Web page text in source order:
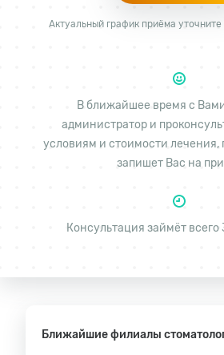
Актуальный график приёма
В ближайшее время с
администратор и
условиям и стоимости лечения,
запишет Вас на
Консультация займёт
Ближайшие филиалы